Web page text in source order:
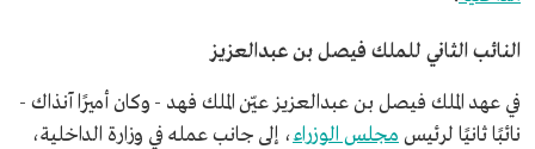
النائب الثاني للملك فيصل بن عبدالعزيز
في عهد الملك فيصل بن عبدالعزيز عيّن الملك فهد - وكان أميرًا آنذاك -
نائبًا ثانيًا لرئيس مجلس الوزراء، إلى جانب عمله في وزارة الداخلية،